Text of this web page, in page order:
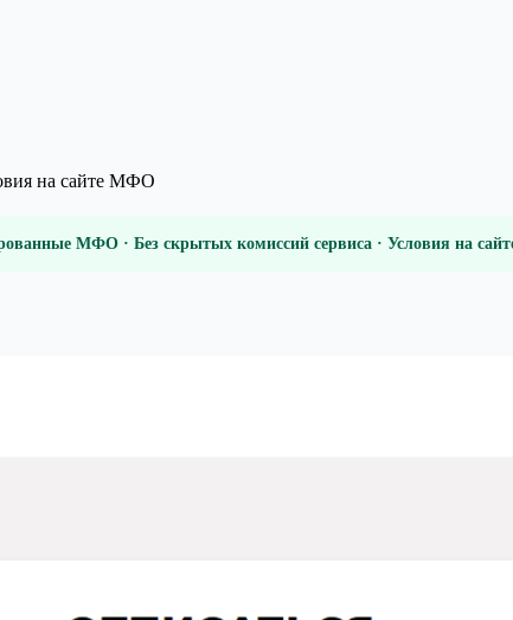
на сайте МФО
МФО · Без скрытых комиссий сервиса · Условия на